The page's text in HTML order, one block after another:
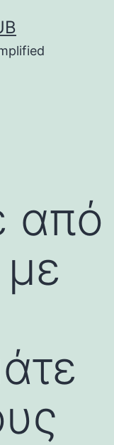
από